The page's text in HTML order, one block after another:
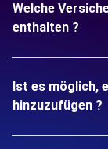
Welche
enthalten ?
Ist es möglich,
hinzuzufügen ?